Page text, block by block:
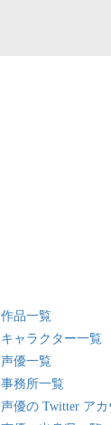
作品一覧
キャラクター一覧
声優一覧
事務所一覧
声優の Twitter ア